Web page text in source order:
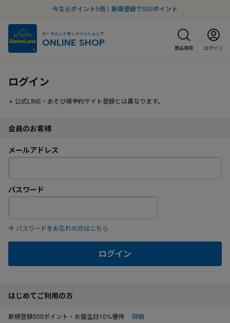
今ならポイント5倍！新規登録で500ポイント
ボーネルンドオンラインショップ
ONLINE SHOP 商品検索 ログイン
ログイン
公式LINE・あそび場予約サイト登録とは異なります。
会員のお客様
メールアドレス
パスワード
パスワードをお忘れの方はこちら
ログイン
はじめてご利用の方
新規登録500ポイント・お誕生日10%優待 詳細